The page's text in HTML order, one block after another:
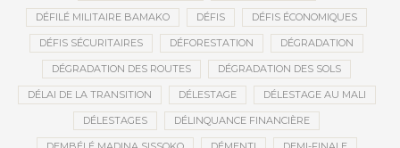
DÉFILÉ MILITAIRE BAMAKO DÉFIS DÉFIS ÉCONOMIQUES
DÉFIS SÉCURITAIRES DÉFORESTATION DÉGRADATION
DÉGRADATION DES ROUTES DÉGRADATION DES SOLS
DÉLAI DE LA TRANSITION DÉLESTAGE DÉLESTAGE AU MALI
DÉLESTAGES DÉLINQUANCE FINANCIÈRE